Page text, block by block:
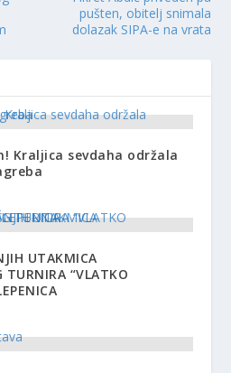
pušten, obitelj snimala
dolazak SIPA-e na vrata
Kraljica sevdaha održala
UTAKMICA
“VLATKO